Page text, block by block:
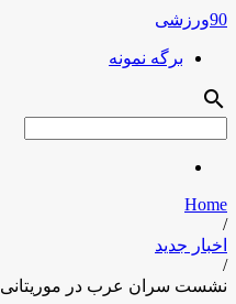
90ورزشی
برگه نمونه
search
Home
/
اخبار جدید
/
نشست سران عرب در موریتانی